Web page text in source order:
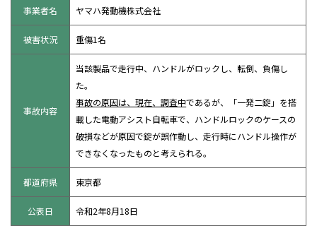
事業者名 ヤマハ発動機株式会社
被害状況 重傷1名
事故内容
当該製品で走行中、ハンドルがロックし、転倒、負傷し
た。
事故の原因は、現在、調査中であるが、「一発二錠」を搭
載した電動アシスト自転車で、ハンドルロックのケースの
破損などが原因で錠が誤作動し、走行時にハンドル操作が
できなくなったものと考えられる。
都道府県 東京都
公表日 令和2年8月18日